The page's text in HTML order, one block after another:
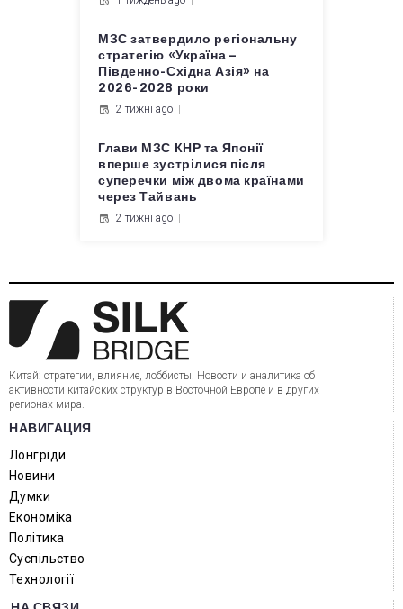
МЗС затвердило регіональну
стратегію «Україна –
Південно-Східна Азія» на
2026-2028 роки
2 тижні ago
Глави МЗС КНР та Японії
вперше зустрілися після
суперечки між двома країнами
через Тайвань
2 тижні ago
Китай: стратегии, влияние, лоббисты. Новости и аналитика об
активности китайских структур в Восточной Европе и в других
регионах мира.
НАВИГАЦИЯ
Лонгріди
Новини
Думки
Економіка
Політика
Суспільство
Технології